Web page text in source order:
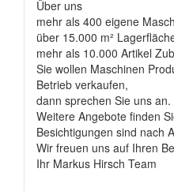
Über uns
mehr als 400 eigene
über 15.000 m²
mehr als 10.000 Artikel
Sie wollen Maschinen
Betrieb verkaufen,
dann sprechen Sie uns an.
Weitere Angebote finden
Besichtigungen sind nach
Wir freuen uns auf Ihren
Ihr Markus Hirsch Team